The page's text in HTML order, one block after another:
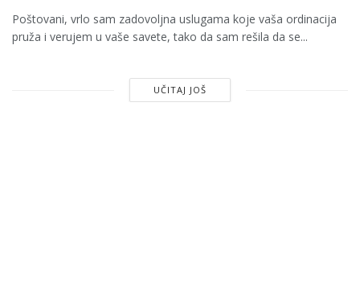
Poštovani, vrlo sam zadovoljna uslugama koje vaša ordinacija
pruža i verujem u vaše savete, tako da sam rešila da se...
UČITAJ JOŠ